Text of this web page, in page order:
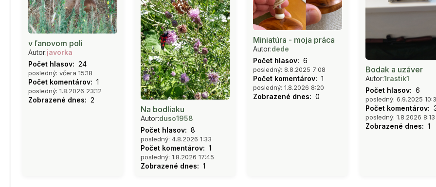
v ľanovom poli
Autor:javorka
Počet hlasov: 24
posledný: včera 15:18
Počet komentárov: 1
posledný: 1.8.2026 23:12
Zobrazené dnes: 2
Na bodliaku
Autor:duso1958
Počet hlasov: 8
posledný: 4.8.2026 1:33
Počet komentárov: 1
posledný: 1.8.2026 17:45
Zobrazené dnes: 1
Miniatúra - moja práca
Autor:dede
Počet hlasov: 6
posledný: 8.8.2025 7:08
Počet komentárov: 1
posledný: 1.8.2026 8:20
Zobrazené dnes: 0
Bodak a uzáver
Autor:1rastik1
Počet hlasov: 6
posledný: 6.9.2025
Počet komentárov:
posledný: 1.8.2026 8:13
Zobrazené dnes: 1